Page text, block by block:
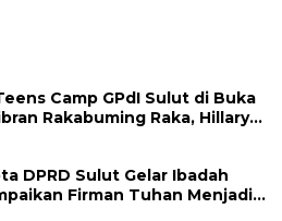
Camp GPdI Sulut di Buka
Rakabuming Raka, Hillary
DPRD Sulut Gelar Ibadah
Firman Tuhan Menjadi